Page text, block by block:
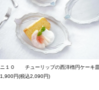
ニ１０ チューリップの西洋楕円ケーキ皿
1,900円(税込2,090円)